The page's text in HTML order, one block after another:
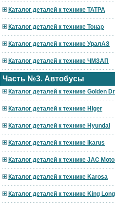
Каталог деталей к технике ТАТРА
Каталог деталей к технике Тонар
Каталог деталей к технике УралАЗ
Каталог деталей к технике ЧМЗАП
Часть №3. Автобусы
Каталог деталей к технике Golden
Каталог деталей к технике Higer
Каталог деталей к технике Hyundai
Каталог деталей к технике Ikarus
Каталог деталей к технике JAC
Каталог деталей к технике Karosa
Каталог деталей к технике King Long